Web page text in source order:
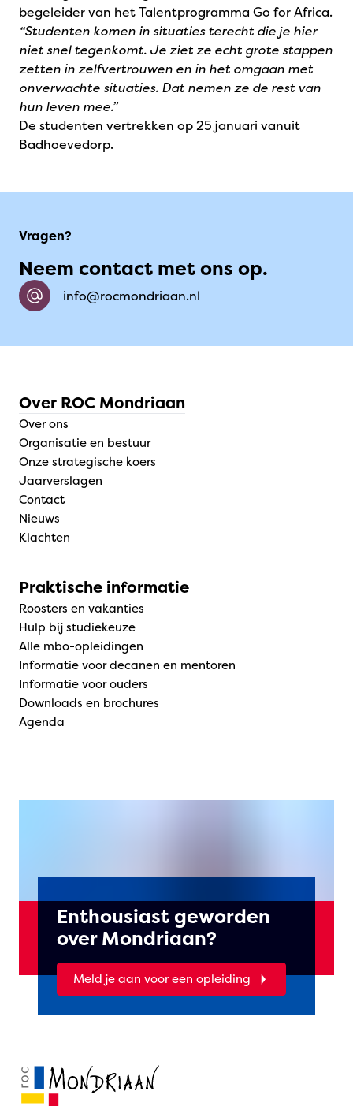
begeleider van het Talentprogramma Go for Africa.
“Studenten komen in situaties terecht die je hier
niet snel tegenkomt. Je ziet ze echt grote stappen
zetten in zelfvertrouwen en in het omgaan met
onverwachte situaties. Dat nemen ze de rest van
hun leven mee.”
De studenten vertrekken op 25 januari vanuit
Badhoevedorp.
Vragen?
Neem contact met ons op.
info@rocmondriaan.nl
Over ROC Mondriaan
Over ons
Organisatie en bestuur
Onze strategische koers
Jaarverslagen
Contact
Nieuws
Klachten
Praktische informatie
Roosters en vakanties
Hulp bij studiekeuze
Alle mbo-opleidingen
Informatie voor decanen en mentoren
Informatie voor ouders
Downloads en brochures
Agenda
Enthousiast geworden
over Mondriaan?
Meld je aan voor een opleiding